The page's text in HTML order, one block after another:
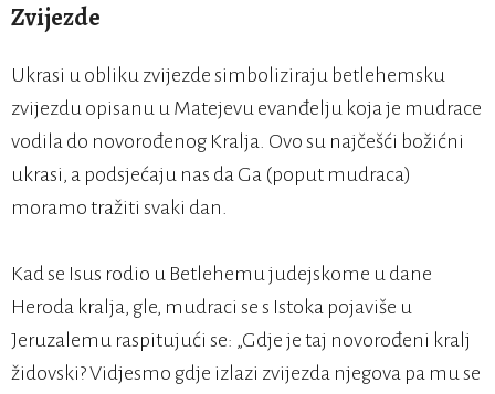
Zvijezde
Ukrasi u obliku zvijezde simboliziraju betlehemsku
zvijezdu opisanu u Matejevu evanđelju koja je mudrace
vodila do novorođenog Kralja. Ovo su najčešći božićni
ukrasi, a podsjećaju nas da Ga (poput mudraca)
moramo tražiti svaki dan.
Kad se Isus rodio u Betlehemu judejskome u dane
Heroda kralja, gle, mudraci se s Istoka pojaviše u
Jeruzalemu raspitujući se: „Gdje je taj novorođeni kralj
židovski? Vidjesmo gdje izlazi zvijezda njegova pa mu se